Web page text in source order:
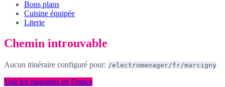
Bons plans
Cuisine équipée
Literie
Chemin introuvable
Aucun itinéraire configuré pour: /electromenager/fr/marcigny
Voir les magasins en France